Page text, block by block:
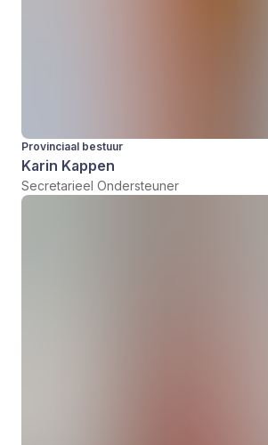
Provinciaal bestuur
Karin Kappen
Secretarieel Ondersteuner